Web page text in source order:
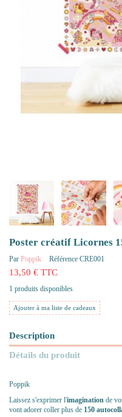
Poster créatif Licornes
Par Poppik Référence CRE001
13,50 € TTC
1 produits disponibles
Ajouter à ma liste de cadeaux
Description
Détails du produit
Poppik
Laissez s'exprimer l'imagination de
vont adorer coller plus de 150